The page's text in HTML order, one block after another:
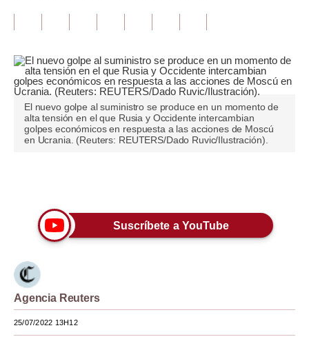
Plus G
Editorial
Pregunta de hoy
Blogs
Viajes
Moda
Estilos
Mundo
EEUU
El nuevo golpe al suministro se produce en un momento de
alta tensión en el que Rusia y Occidente intercambian
golpes económicos en respuesta a las acciones de Moscú
en Ucrania. (Reuters: REUTERS/Dado Ruvic/Ilustración).
Suscríbete a YouTube
Agencia Reuters
25/07/2022 13H12